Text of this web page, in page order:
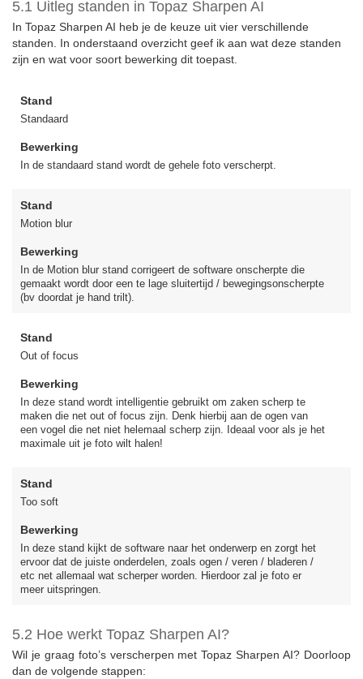
5.1 Uitleg standen in Topaz Sharpen AI
In Topaz Sharpen AI heb je de keuze uit vier verschillende
standen. In onderstaand overzicht geef ik aan wat deze standen
zijn en wat voor soort bewerking dit toepast.
Stand
Standaard
Bewerking
In de standaard stand wordt de gehele foto verscherpt.
Stand
Motion blur
Bewerking
In de Motion blur stand corrigeert de software onscherpte die
gemaakt wordt door een te lage sluitertijd / bewegingsonscherpte
(bv doordat je hand trilt).
Stand
Out of focus
Bewerking
In deze stand wordt intelligentie gebruikt om zaken scherp te
maken die net out of focus zijn. Denk hierbij aan de ogen van
een vogel die net niet helemaal scherp zijn. Ideaal voor als je het
maximale uit je foto wilt halen!
Stand
Too soft
Bewerking
In deze stand kijkt de software naar het onderwerp en zorgt het
ervoor dat de juiste onderdelen, zoals ogen / veren / bladeren /
etc net allemaal wat scherper worden. Hierdoor zal je foto er
meer uitspringen.
5.2 Hoe werkt Topaz Sharpen AI?
Wil je graag foto’s verscherpen met Topaz Sharpen AI? Doorloop
dan de volgende stappen: